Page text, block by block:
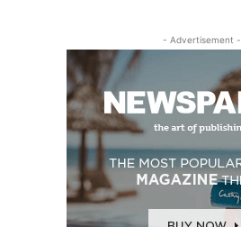
- Advertisement -